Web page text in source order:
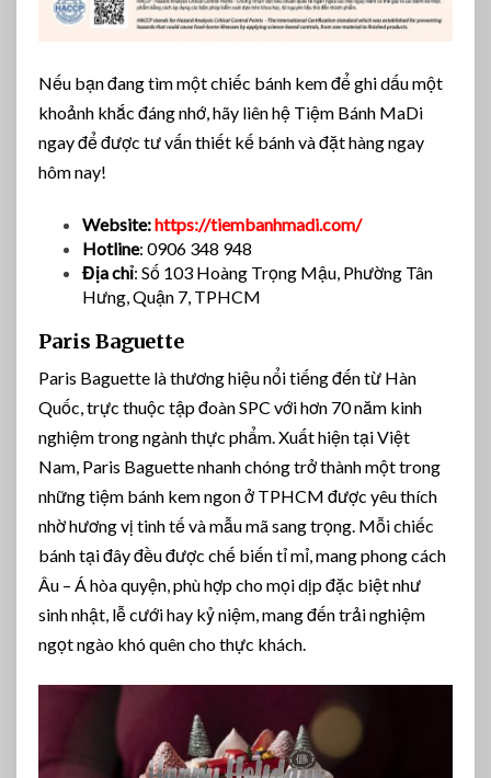
Nếu bạn đang tìm một chiếc bánh kem để ghi dấu một
khoảnh khắc đáng nhớ, hãy liên hệ Tiệm Bánh MaDi
ngay để được tư vấn thiết kế bánh và đặt hàng ngay
hôm nay!
Website:https://tiembanhmadi.com/
Hotline: 0906 348 948
Địa chỉ: Số 103 Hoàng Trọng Mậu, Phường Tân
Hưng, Quận 7, TPHCM
Paris Baguette
Paris Baguette là thương hiệu nổi tiếng đến từ Hàn
Quốc, trực thuộc tập đoàn SPC với hơn 70 năm kinh
nghiệm trong ngành thực phẩm. Xuất hiện tại Việt
Nam, Paris Baguette nhanh chóng trở thành một trong
những tiệm bánh kem ngon ở TPHCM được yêu thích
nhờ hương vị tinh tế và mẫu mã sang trọng. Mỗi chiếc
bánh tại đây đều được chế biến tỉ mỉ, mang phong cách
Âu – Á hòa quyện, phù hợp cho mọi dịp đặc biệt như
sinh nhật, lễ cưới hay kỷ niệm, mang đến trải nghiệm
ngọt ngào khó quên cho thực khách.